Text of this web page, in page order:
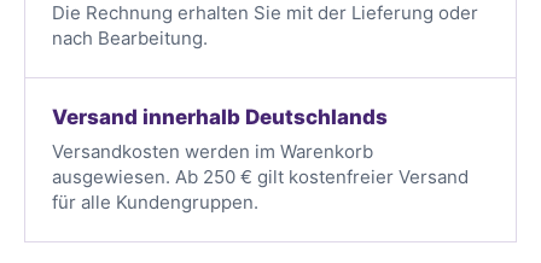
Die Rechnung erhalten Sie mit der Lieferung oder
nach Bearbeitung.
Versand innerhalb Deutschlands
Versandkosten werden im Warenkorb
ausgewiesen. Ab 250 € gilt kostenfreier Versand
für alle Kundengruppen.